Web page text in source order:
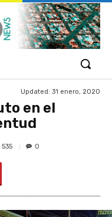
Updated: 31 enero, 2020
en el
535 0